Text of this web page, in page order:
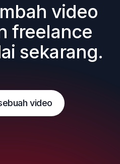
video
freelance
sekarang.
video